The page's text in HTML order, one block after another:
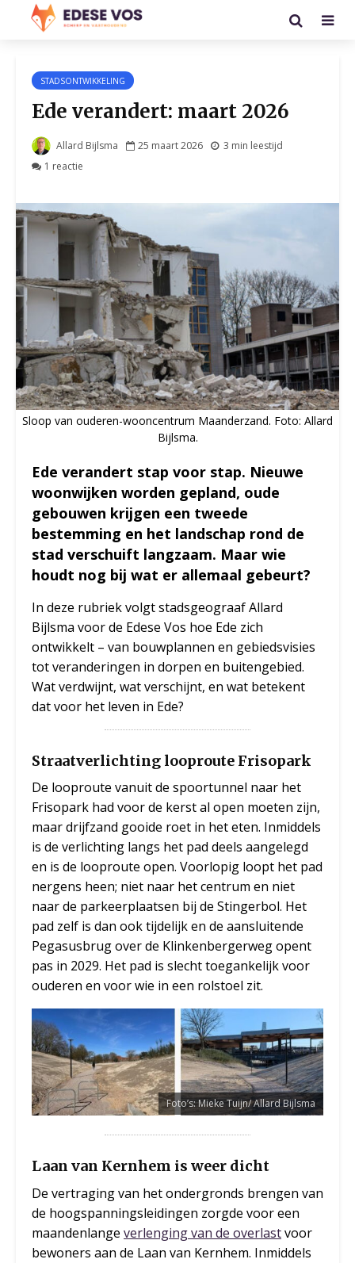
STADSONTWIKKELING
Ede verandert: maart 2026
Allard Bijlsma 25 maart 2026
3 min leestijd
1 reactie
Sloop van ouderen-wooncentrum Maanderzand. Foto: Allard
Bijlsma.
Ede verandert stap voor stap. Nieuwe
woonwijken worden gepland, oude
gebouwen krijgen een tweede
bestemming en het landschap rond de
stad verschuift langzaam. Maar wie
houdt nog bij wat er allemaal gebeurt?
In deze rubriek volgt stadsgeograaf Allard
Bijlsma voor de Edese Vos hoe Ede zich
ontwikkelt – van bouwplannen en gebiedsvisies
tot veranderingen in dorpen en buitengebied.
Wat verdwijnt, wat verschijnt, en wat betekent
dat voor het leven in Ede?
Straatverlichting looproute Frisopark
De looproute vanuit de spoortunnel naar het
Frisopark had voor de kerst al open moeten zijn,
maar drijfzand gooide roet in het eten. Inmiddels
is de verlichting langs het pad deels aangelegd
en is de looproute open. Voorlopig loopt het pad
nergens heen; niet naar het centrum en niet
naar de parkeerplaatsen bij de Stingerbol. Het
pad zelf is dan ook tijdelijk en de aansluitende
Pegasusbrug over de Klinkenbergerweg opent
pas in 2029. Het pad is slecht toegankelijk voor
ouderen en voor wie in een rolstoel zit.
Foto’s: Mieke Tuijn/ Allard Bijlsma
Laan van Kernhem is weer dicht
De vertraging van het ondergronds brengen van
de hoogspanningsleidingen zorgde voor een
maandenlange verlenging van de overlastvoor
bewoners aan de Laan van Kernhem. Inmiddels